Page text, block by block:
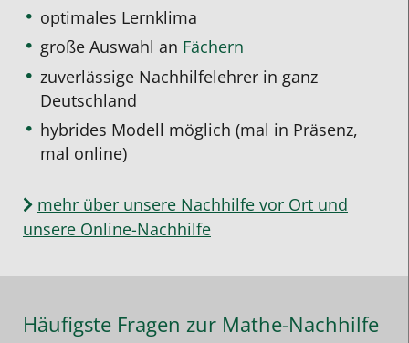
optimales Lernklima
große Auswahl an Fächern
zuverlässige Nachhilfelehrer in ganz
Deutschland
hybrides Modell möglich (mal in Präsenz,
mal online)
mehr über unsere Nachhilfe vor Ort und
unsere Online-Nachhilfe
Häufigste Fragen zur Mathe-Nachhilfe